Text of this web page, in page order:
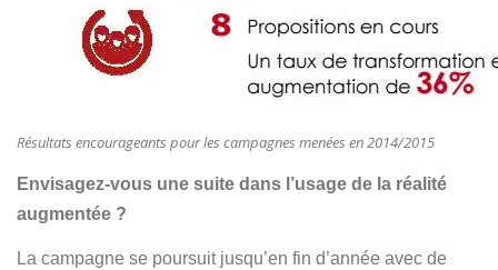
Résultats encourageants pour les campagnes menées en 2014/2015
Envisagez-vous une suite dans l’usage de la réalité
augmentée ?
La campagne se poursuit jusqu’en fin d’année avec de